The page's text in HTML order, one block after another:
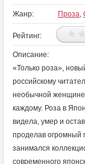
Жанр: Проза,
Рейтинг:
Описание:
«Только роза»,
российскому
необычной женщине
каждому. Роза в
видела, умер и
проделав огромный
занимался
современного